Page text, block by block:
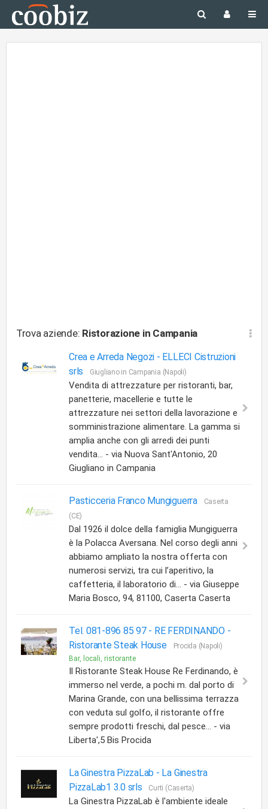
Trova aziende: Ristorazione in Campania
Crea e Arreda Negozi - ELLECI Cistruzioni
srls
Giugliano in Campania (Napoli)
Vendita di attrezzature per ristoranti, bar,
panetterie, macellerie e tutte le
attrezzature nei settori della lavorazione e
somministrazione alimentare. La gamma si
amplia anche con gli arredi dei punti
vendita... - via Nuova Sant'Antonio, 20
Giugliano in Campania
Pasticceria Franco Mungiguerra
Caserta
(CE)
Dal 1926 il dolce della famiglia Mungiguerra
è la Polacca Aversana. Nel corso degli anni
abbiamo ampliato la nostra offerta con
numerosi servizi, tra cui l’aperitivo, la
caffetteria, il laboratorio di... - via Giuseppe
Maria Bosco, 94, 81100, Caserta Caserta
Tel. 081-896 85 97 - RE FERDINANDO -
Ristorante Steak House
Procida (Napoli)
Bar, locali, ristorante
Il Ristorante Steak House Re Ferdinando, è
immerso nel verde, a pochi m. dal porto di
Marina Grande, con una bellissima terrazza
con veduta sul golfo, il ristorante offre
sempre prodotti freschi, dal pesce... - via
Liberta',5 Bis Procida
La Ginestra PizzaLab - La Ginestra
PizzaLab1 3.0 srls
Curti (Caserta)
La Ginestra PizzaLab è l'ambiente ideale